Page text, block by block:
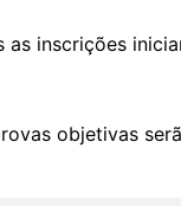
as inscrições
objetivas